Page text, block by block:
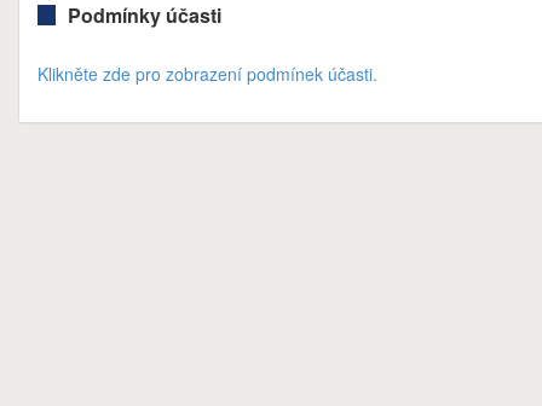
Podmínky účasti
Klikněte zde pro zobrazení podmínek účasti.